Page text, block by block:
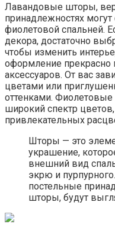
Лавандовые шторы,
принадлежностях могут
фиолетовой спальней.
декора, достаточно
чтобы изменить
оформление прекрасно
аксессуаров. От вас
цветами или
оттенками.
широкий спектр
привлекательных
Шторы — это
украшение,
внешний вид
экрю и
постельные
шторы, будут